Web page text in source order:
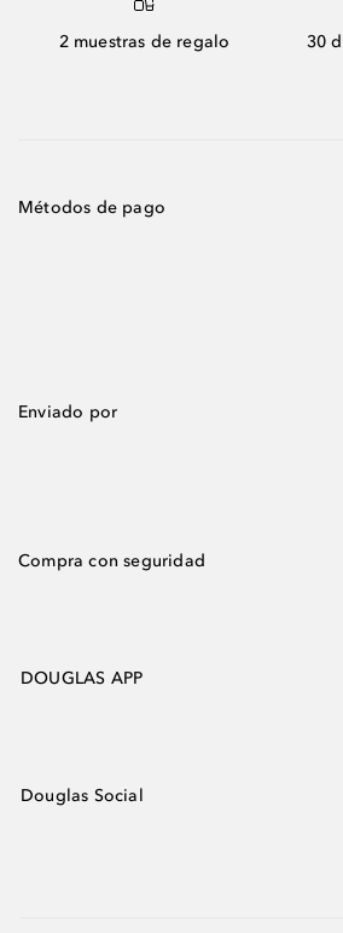
2 muestras de regalo 30
Métodos de pago
Enviado por
Compra con seguridad
DOUGLAS APP
Douglas Social